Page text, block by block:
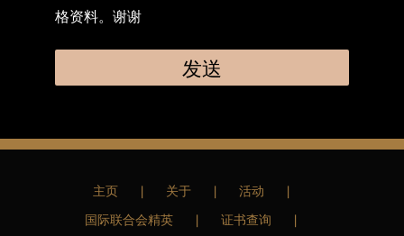
格资料。谢谢
主页 关于
活动
国际联合会精英
证书查询